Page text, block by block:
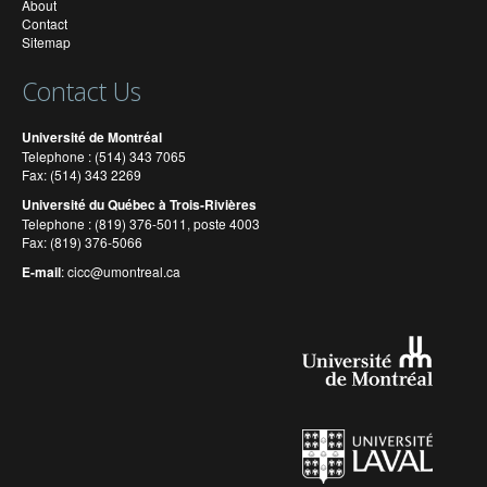
About
Contact
Sitemap
Contact Us
Université de Montréal
Telephone : (514) 343 7065
Fax: (514) 343 2269
Université du Québec à Trois-Rivières
Telephone : (819) 376-5011, poste 4003
Fax: (819) 376-5066
E-mail:cicc@umontreal.ca